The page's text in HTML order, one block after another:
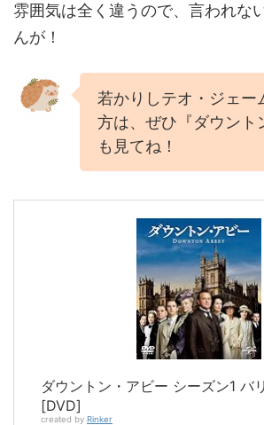
雰囲気は全く違うので、言われな
んが！
若かりしテオ・ジェー
方は、ぜひ『ダウント
も見てね！
ダウントン・アビー シーズン1 バ
[DVD]
created by Rinker